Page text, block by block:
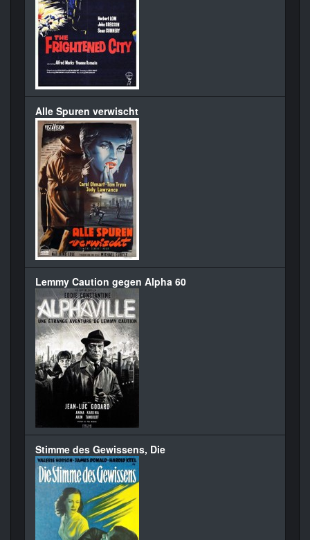
Alle Spuren verwischt
Lemmy Caution gegen Alpha 60
Stimme des Gewissens, Die